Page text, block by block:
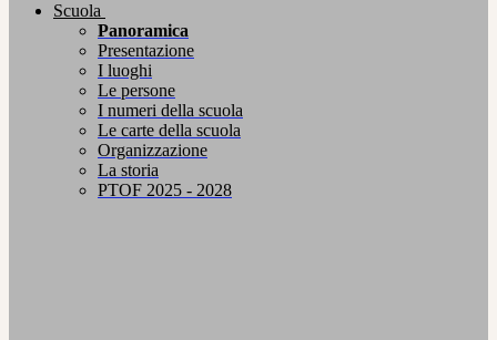
Scuola
Panoramica
Presentazione
I luoghi
Le persone
I numeri della scuola
Le carte della scuola
Organizzazione
La storia
PTOF 2025 - 2028